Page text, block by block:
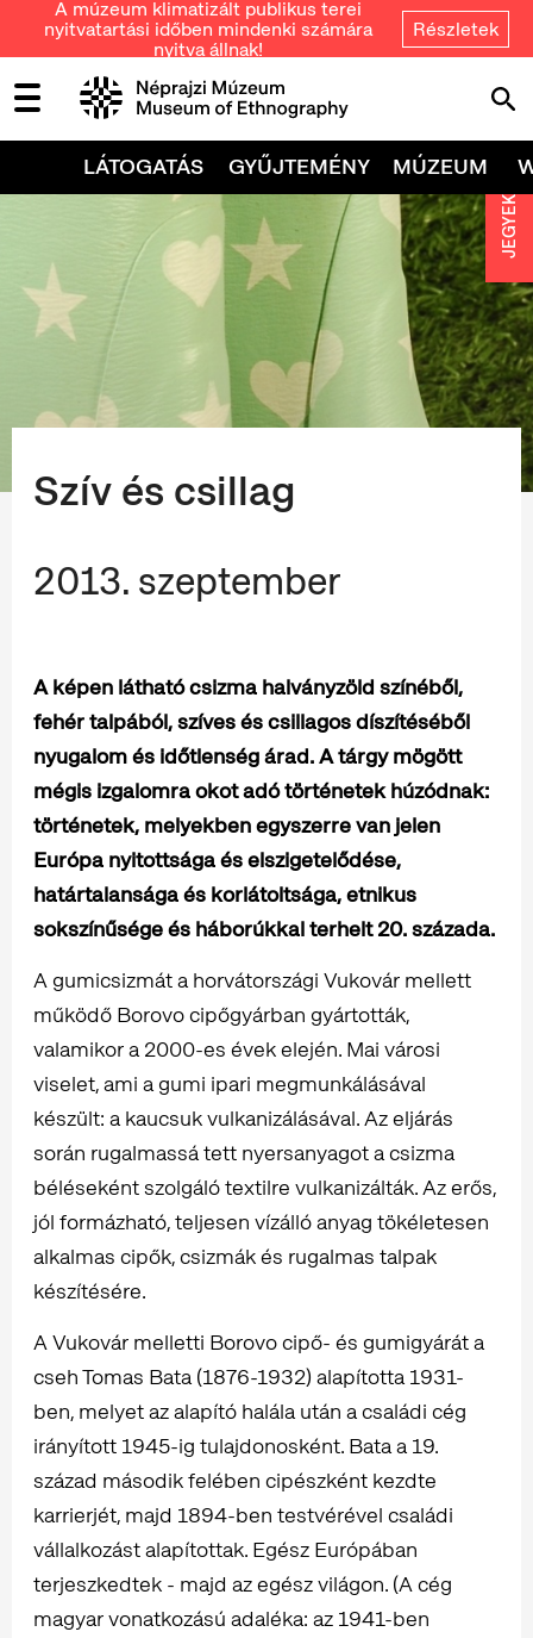
A múzeum klimatizált publikus terei
nyitvatartási időben mindenki számára
nyitva állnak!
Részletek
LÁTOGATÁS GYŰJTEMÉNY MÚZEUM
Szív és csillag
2013. szeptember
A képen látható csizma halványzöld színéből,
fehér talpából, szíves és csillagos díszítéséből
nyugalom és időtlenség árad. A tárgy mögött
mégis izgalomra okot adó történetek húzódnak:
történetek, melyekben egyszerre van jelen
Európa nyitottsága és elszigetelődése,
határtalansága és korlátoltsága, etnikus
sokszínűsége és háborúkkal terhelt 20. százada.
A gumicsizmát a horvátországi Vukovár mellett
működő Borovo cipőgyárban gyártották,
valamikor a 2000-es évek elején. Mai városi
viselet, ami a gumi ipari megmunkálásával
készült: a kaucsuk vulkanizálásával. Az eljárás
során rugalmassá tett nyersanyagot a csizma
béléseként szolgáló textilre vulkanizálták. Az erős,
jól formázható, teljesen vízálló anyag tökéletesen
alkalmas cipők, csizmák és rugalmas talpak
készítésére.
A Vukovár melletti Borovo cipő- és gumigyárát a
cseh Tomas Bata (1876-1932) alapította 1931-
ben, melyet az alapító halála után a családi cég
irányított 1945-ig tulajdonosként. Bata a 19.
század második felében cipészként kezdte
karrierjét, majd 1894-ben testvérével családi
vállalkozást alapítottak. Egész Európában
terjeszkedtek - majd az egész világon. (A cég
magyar vonatkozású adaléka: az 1941-ben
JEGYEK